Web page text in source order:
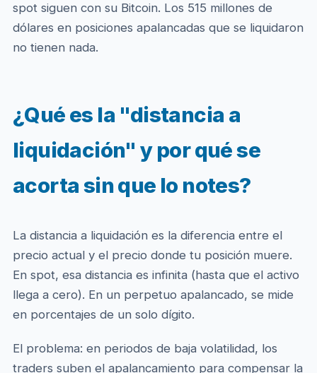
spot siguen con su Bitcoin. Los 515 millones de
dólares en posiciones apalancadas que se liquidaron
no tienen nada.
¿Qué es la "distancia a
liquidación" y por qué se
acorta sin que lo notes?
La distancia a liquidación es la diferencia entre el
precio actual y el precio donde tu posición muere.
En spot, esa distancia es infinita (hasta que el activo
llega a cero). En un perpetuo apalancado, se mide
en porcentajes de un solo dígito.
El problema: en periodos de baja volatilidad, los
traders suben el apalancamiento para compensar la